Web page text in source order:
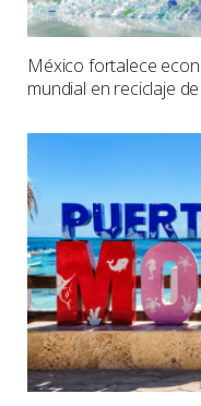
México fortalece
mundial en reciclaje